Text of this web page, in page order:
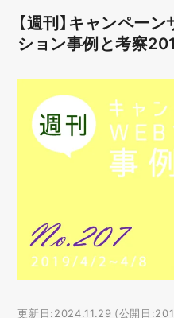
【週刊】キャンペー
ション事例と考察
更新日:2024.11.29 (公開日